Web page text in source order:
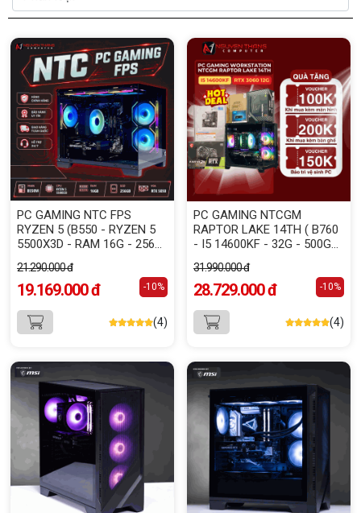
PC GAMING NTC FPS
RYZEN 5 (B550 - RYZEN 5
5500X3D - RAM 16G - 256G
21.290.000 đ
19.169.000 đ -10%
(4)
PC GAMING NTCGM
RAPTOR LAKE 14TH ( B760
- I5 14600KF - 32G - 500G
31.990.000 đ
28.729.000 đ -10%
(4)